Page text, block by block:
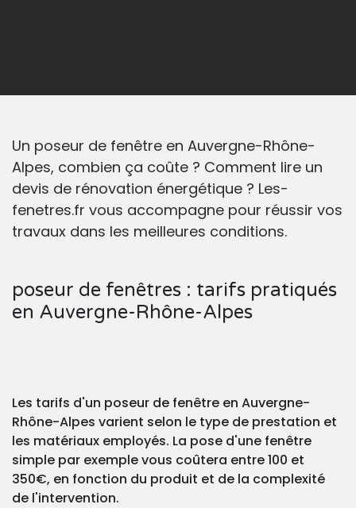
Un poseur de fenêtre en Auvergne-Rhône-
Alpes, combien ça coûte ? Comment lire un
devis de rénovation énergétique ? Les-
fenetres.fr vous accompagne pour réussir vos
travaux dans les meilleures conditions.
poseur de fenêtres : tarifs pratiqués
en Auvergne-Rhône-Alpes
Les tarifs d'un poseur de fenêtre en Auvergne-
Rhône-Alpes varient selon le type de prestation et
les matériaux employés. La pose d'une fenêtre
simple par exemple vous coûtera entre 100 et
350€, en fonction du produit et de la complexité
de l'intervention.